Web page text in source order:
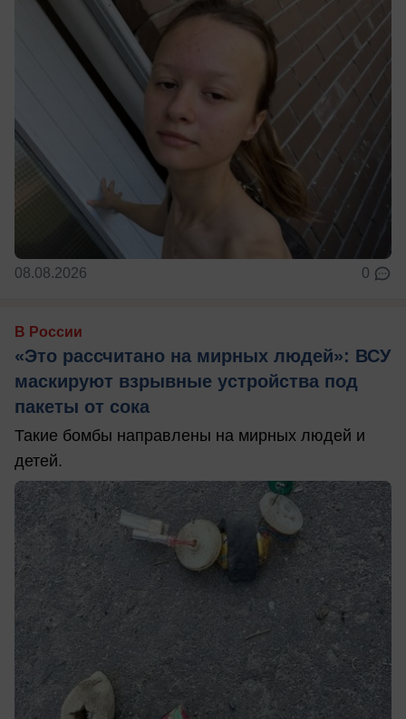
08.08.2026 0
В России
«Это рассчитано на мирных людей»: ВСУ
маскируют взрывные устройства под
пакеты от сока
Такие бомбы направлены на мирных людей и
детей.